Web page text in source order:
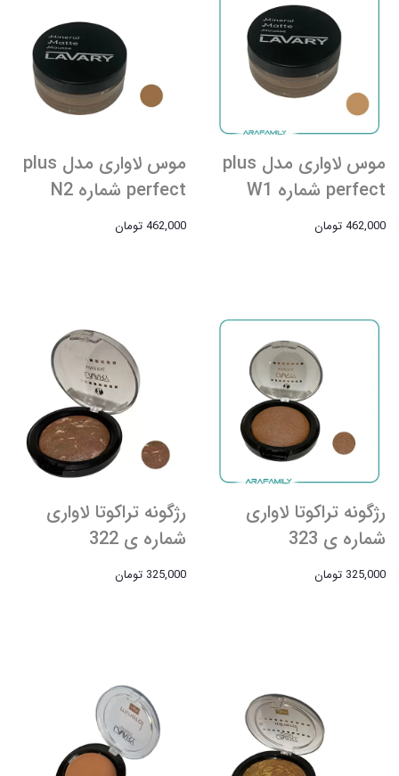
موس لاواری مدل plus
perfect شماره W1
462,000 تومان
موس لاواری مدل plus
perfect شماره N2
462,000 تومان
رژگونه تراکوتا لاواری
شماره ی 323
325,000 تومان
رژگونه تراکوتا لاواری
شماره ی 322
325,000 تومان